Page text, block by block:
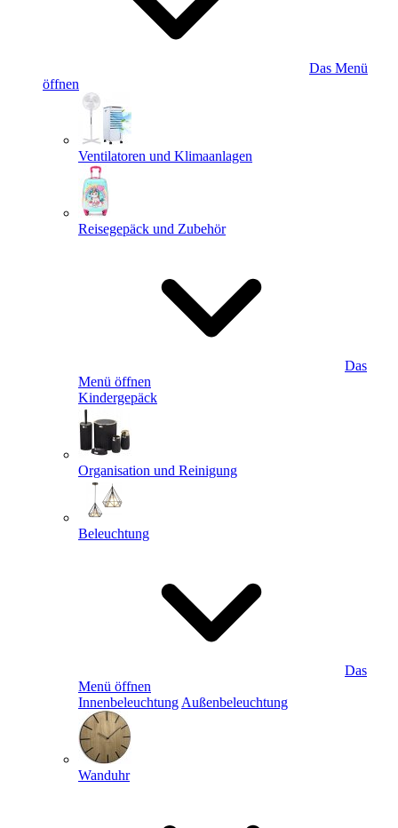
Das Menü
öffnen
Ventilatoren und Klimaanlagen
Reisegepäck und Zubehör
Das
Menü öffnen
Kindergepäck
Organisation und Reinigung
Beleuchtung
Das
Menü öffnen
Innenbeleuchtung Außenbeleuchtung
Wanduhr